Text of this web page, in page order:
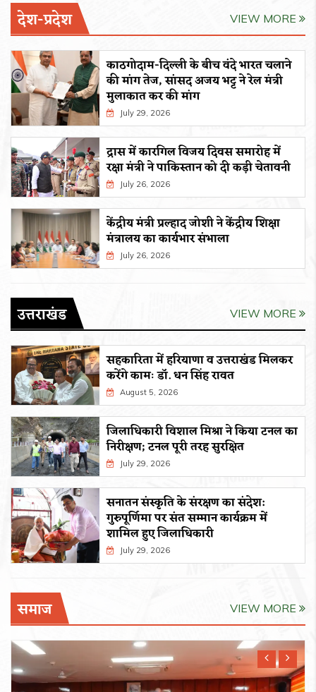
देश-प्रदेश VIEW MORE
काठगोदाम-दिल्ली के बीच वंदे भारत चलाने
की मांग तेज, सांसद अजय भट्ट ने रेल मंत्री
मुलाकात कर की मांग
July 29, 2026
द्रास में कारगिल विजय दिवस समारोह में
रक्षा मंत्री ने पाकिस्तान को दी कड़ी चेतावनी
July 26, 2026
केंद्रीय मंत्री प्रल्हाद जोशी ने केंद्रीय शिक्षा
मंत्रालय का कार्यभार संभाला
July 26, 2026
उत्तराखंड VIEW MORE
सहकारिता में हरियाणा व उत्तराखंड मिलकर
करेंगे कामः डाॅ. धन सिंह रावत
August 5, 2026
जिलाधिकारी विशाल मिश्रा ने किया टनल का
निरीक्षण; टनल पूरी तरह सुरक्षित
July 29, 2026
सनातन संस्कृति के संरक्षण का संदेश:
गुरुपूर्णिमा पर संत सम्मान कार्यक्रम में
शामिल हुए जिलाधिकारी
July 29, 2026
समाज VIEW MORE